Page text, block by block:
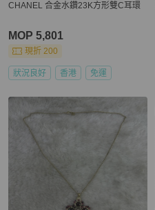
CHANEL 合金水鑽23K方形雙C耳環
MOP 5,801
現折 200
狀況良好 香港 免運